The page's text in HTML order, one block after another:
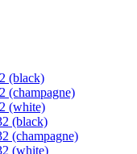
(black)
(champagne)
(white)
(black)
(champagne)
(white)